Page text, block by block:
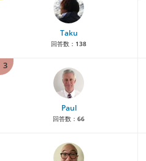
Taku
回答数： 138
3
Paul
回答数： 66